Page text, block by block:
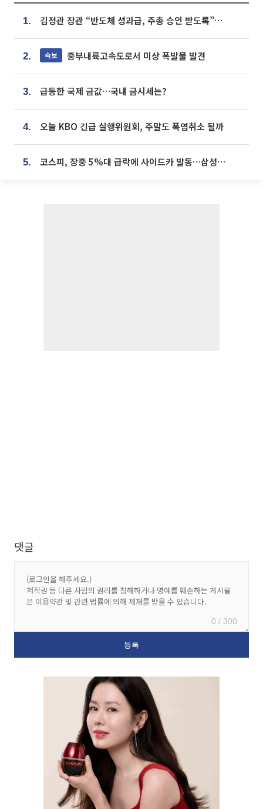
1. 김정관 장관 “반도체 성과급, 주총 승인 받도록”…상법·자본시장법 개정 시사
2. 속보 중부내륙고속도로서 미상 폭발물 발견
3. 급등한 국제 금값…국내 금시세는?
4. 오늘 KBO 긴급 실행위원회, 주말도 폭염취소 될까
5. 코스피, 장중 5%대 급락에 사이드카 발동…삼성·SK 동반 폭락
댓글
0 / 300